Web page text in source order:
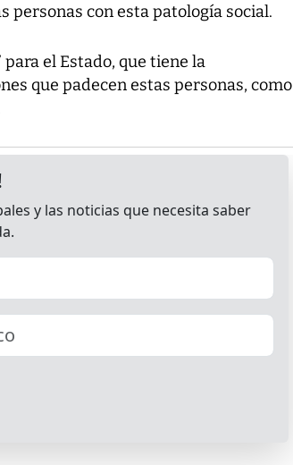
personas con esta patología social.
para el Estado, que tiene la
que padecen estas personas, como